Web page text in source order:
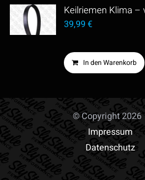
Keilriemen Klima –
39,99€
In den Warenkorb
© Copyright
Impressum
Datenschutz